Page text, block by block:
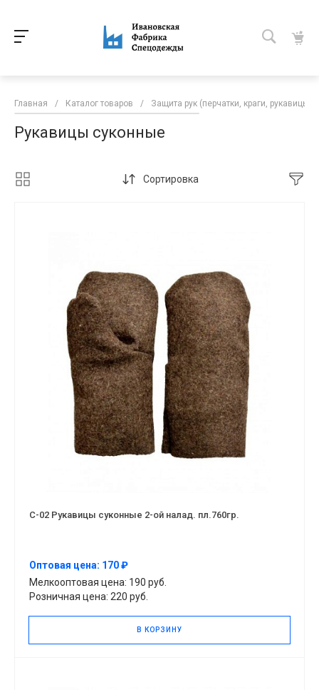
Главная / Каталог товаров / Защита рук (перчатки, краги, рукавицы)
Рукавицы суконные
Сортировка
С-02 Рукавицы суконные 2-ой налад. пл.760гр.
Оптовая цена: 170 ₽
Мелкооптовая цена: 190 руб.
Розничная цена: 220 руб.
В КОРЗИНУ